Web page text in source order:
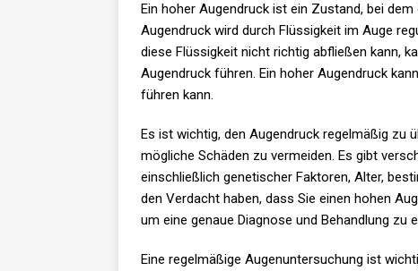
Ein hoher Augendruck ist ein Zustand, bei
Augendruck wird durch Flüssigkeit im Auge
diese Flüssigkeit nicht richtig abfließen kann,
Augendruck führen. Ein hoher Augendruck
führen kann.
Es ist wichtig, den Augendruck regelmäßig zu
mögliche Schäden zu vermeiden. Es gibt
einschließlich genetischer Faktoren, Alter,
den Verdacht haben, dass Sie einen hohen
um eine genaue Diagnose und Behandlung zu
Eine regelmäßige Augenuntersuchung ist